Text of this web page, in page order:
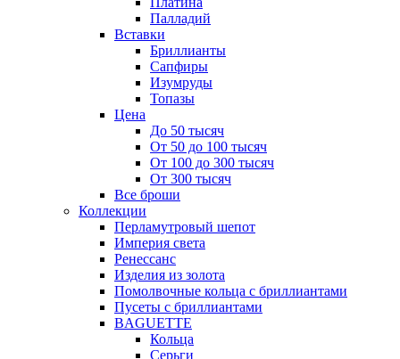
Палладий
Вставки
Бриллианты
Сапфиры
Изумруды
Топазы
Цена
До 50 тысяч
От 50 до 100 тысяч
От 100 до 300 тысяч
От 300 тысяч
Все броши
Коллекции
Перламутровый шепот
Империя света
Ренессанс
Изделия из золота
Помолвочные кольца с бриллиантами
Пусеты с бриллиантами
BAGUETTE
Кольца
Серьги